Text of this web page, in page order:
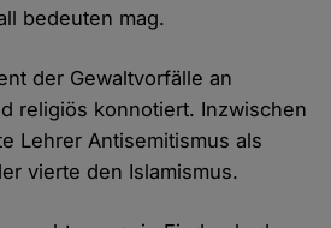
bedeuten mag.
der Gewaltvorfälle an
religiös konnotiert. Inzwischen
Lehrer Antisemitismus als
vierte den Islamismus.